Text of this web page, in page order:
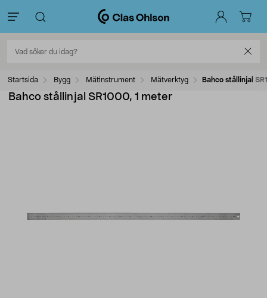
Startsida Bygg Mätinstrument Mätverktyg Bahco stållinjal
Bahco stållinjal SR1000, 1 meter